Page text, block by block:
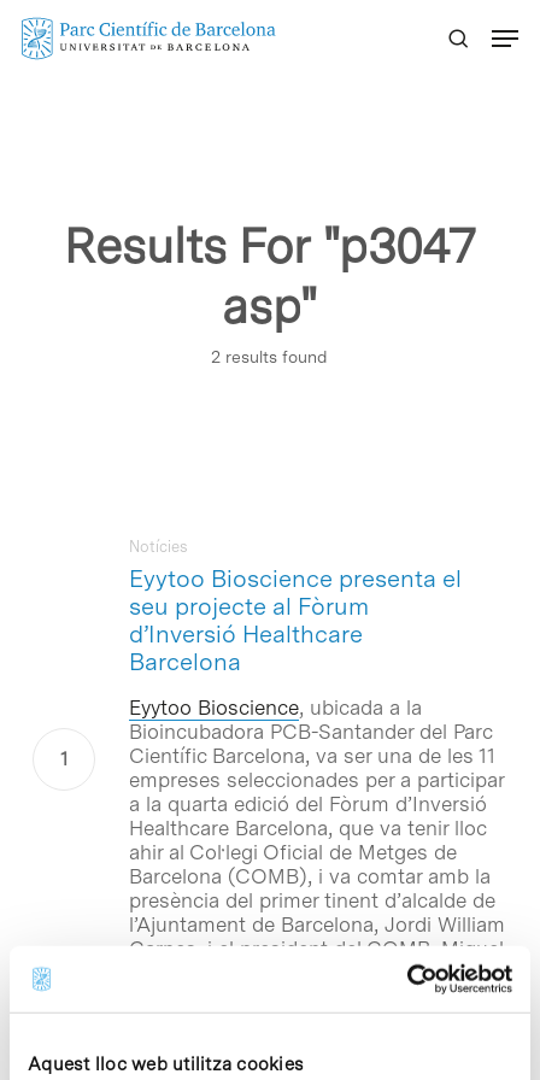
Aquest lloc web utilitza cookies
Skip
Results For "p3047
asp"
2 results found
Eyytoo Bioscience presenta el
seu projecte al Fòrum
d’Inversió Healthcare
Barcelona
Notícies
Eyytoo Bioscience, ubicada a la
Bioincubadora PCB-Santander del Parc
Científic Barcelona, va ser una de les 11
empreses seleccionades per a participar
a la quarta edició del Fòrum d’Inversió
Healthcare Barcelona, que va tenir lloc
ahir al Col·legi Oficial de Metges de
Barcelona (COMB), i va comtar amb la
presència del primer tinent d’alcalde de
l’Ajuntament de Barcelona, Jordi William
Carnes, i el president del COMB, Miquel